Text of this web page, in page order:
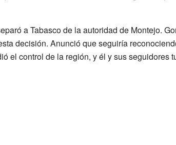
a Tabasco de la autoridad de Montejo.
decisión. Anunció que seguiría
el control de la región, y él y sus seguidores